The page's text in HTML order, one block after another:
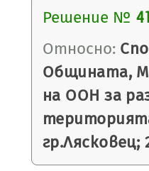
Решение №
Относно:
Общината,
на ООН за
гр.Лясковец;